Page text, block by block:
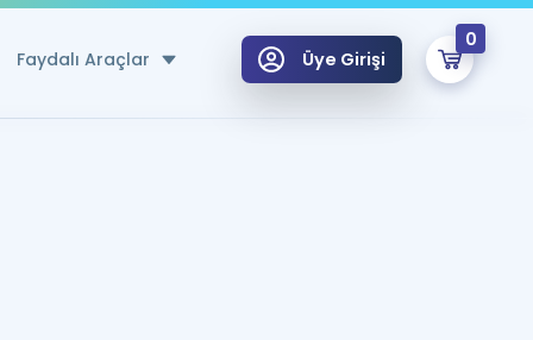
Faydalı Araçlar Üye Girişi
0